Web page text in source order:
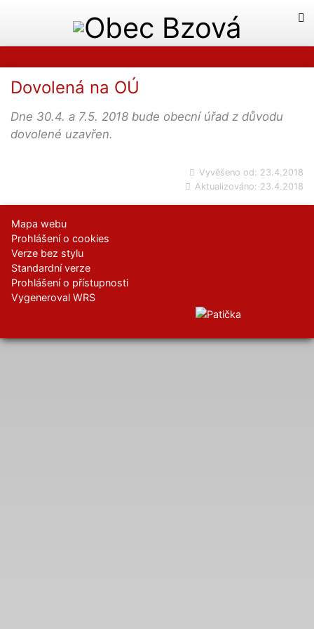
Dovolená na OÚ
Dne 30.4. a 7.5. 2018 bude obecní úřad z důvodu
dovolené uzavřen.
Vyvěšeno od: 23.4.2018
Aktualizováno: 23.4.2018
Mapa webu
Prohlášení o cookies
Verze bez stylu
Standardní verze
Prohlášení o přístupnosti
Vygeneroval WRS